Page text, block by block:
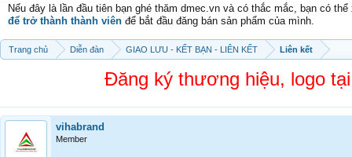
Nếu đây là lần đầu tiên bạn ghé thăm dmec.vn và có thắc mắc, bạn có
để trở thành thành viên để bắt đầu đăng bán sản phẩm của mình.
Trang chủ Diễn đàn GIAO LƯU - KẾT BẠN - LIÊN KẾT Liên kết
Đăng ký thương hiệu, logo
vihabrand
Member